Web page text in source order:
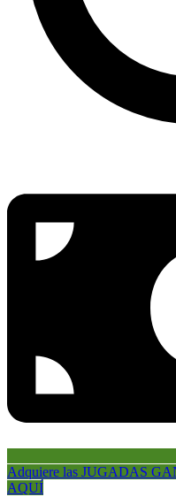
Adquiere las JUGADAS
AQUÍ